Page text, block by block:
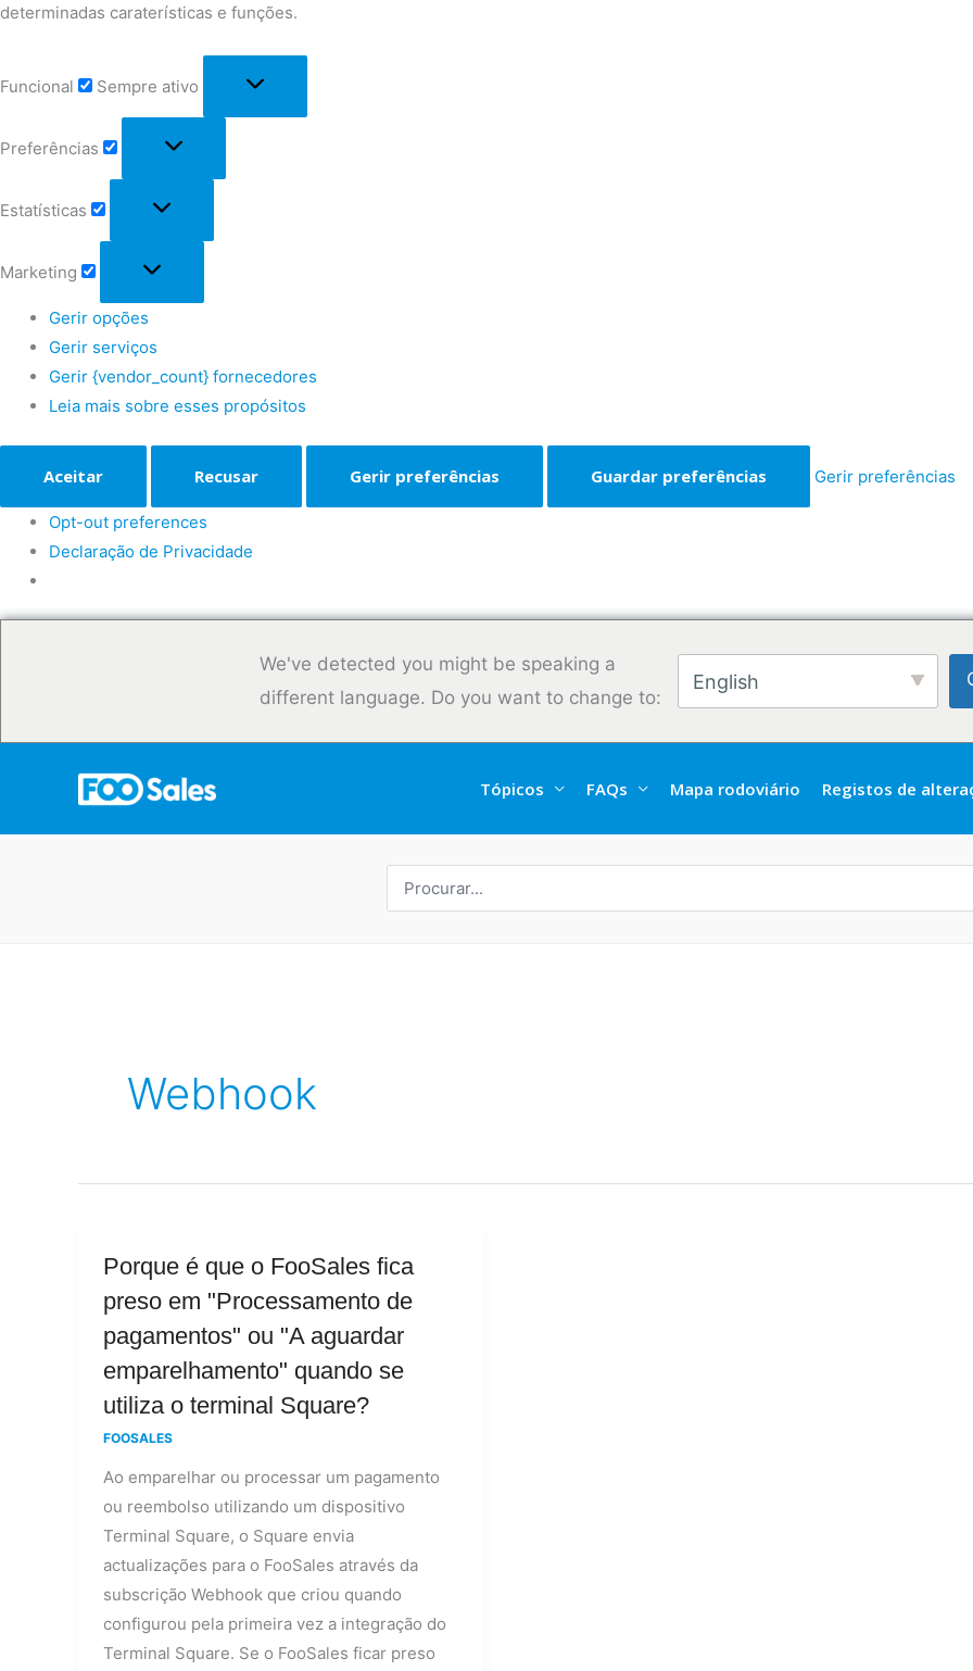
determinadas caraterísticas e funções.
Funcional Sempre ativo
Preferências
Estatísticas
Marketing
Gerir opções
Gerir serviços
Gerir {vendor_count} fornecedores
Leia mais sobre esses propósitos
Aceitar Recusar Gerir preferências Guardar preferências Gerir preferências
Opt-out preferences
Declaração de Privacidade
We've detected you might be speaking a
different language. Do you want to change to:
English
Tópicos FAQs Mapa rodoviário Registos de
por:
Webhook
Porque é que o FooSales fica
preso em "Processamento de
pagamentos" ou "A aguardar
emparelhamento" quando se
utiliza o terminal Square?
FOOSALES
Ao emparelhar ou processar um pagamento
ou reembolso utilizando um dispositivo
Terminal Square, o Square envia
actualizações para o FooSales através da
subscrição Webhook que criou quando
configurou pela primeira vez a integração do
Terminal Square. Se o FooSales ficar preso
Porque
é
o
FooSales
fica
preso
em
"Processamento
de
pagamentos"
ou
"A
aguardar